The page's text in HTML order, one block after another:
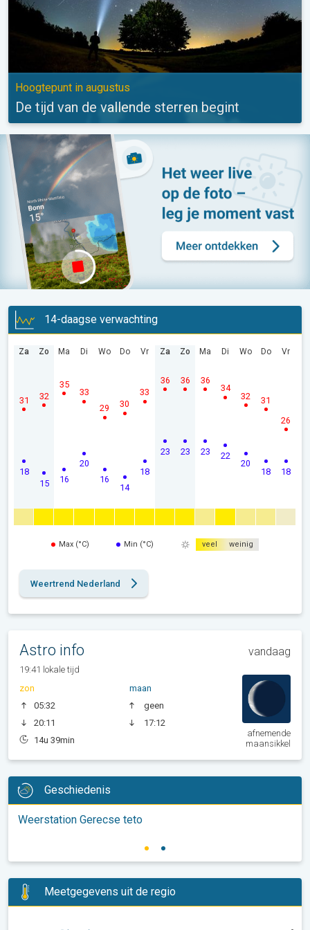
Hoogtepunt in augustus
De tijd van de vallende sterren begint
14-daagse verwachting
Za
18
31
Zo
15
32
Ma
16
35
Di
20
33
Wo
16
29
Do
14
30
Vr
18
33
Za
23
36
Zo
23
36
Ma
23
36
Di
22
34
Wo
20
32
Do
18
31
Vr
18
26
Max (°C) Min (°C) veel weinig
Weertrend Nederland
Astro info vandaag
19:41 lokale tijd
zon
05:32
20:11
14u 39min
maan
geen
17:12
afnemende
maansikkel
Geschiedenis
Weerstation Gerecse teto
Meetgegevens uit de regio